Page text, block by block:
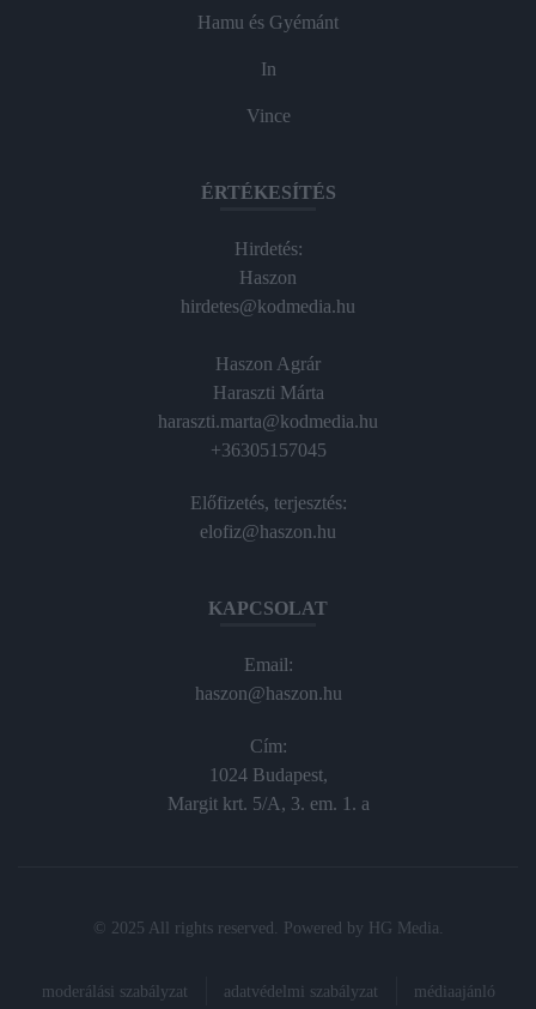
Hamu és Gyémánt
In
Vince
ÉRTÉKESÍTÉS
Hirdetés:
Haszon
hirdetes@kodmedia.hu
Haszon Agrár
Haraszti Márta
haraszti.marta@kodmedia.hu
+36305157045
Előfizetés, terjesztés:
elofiz@haszon.hu
KAPCSOLAT
Email:
haszon@haszon.hu
Cím:
1024 Budapest,
Margit krt. 5/A, 3. em. 1. a
© 2025 All rights reserved. Powered by HG Media
moderálási szabályzat adatvédelmi szabályzat médiaajánló